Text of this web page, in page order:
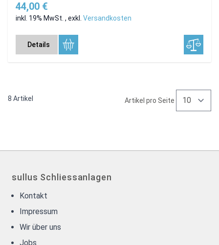
44,00 €
inkl. 19% MwSt. , exkl. Versandkosten
Details
8 Artikel Artikel pro Seite
sullus Schliessanlagen
Kontakt
Impressum
Wir über uns
Jobs